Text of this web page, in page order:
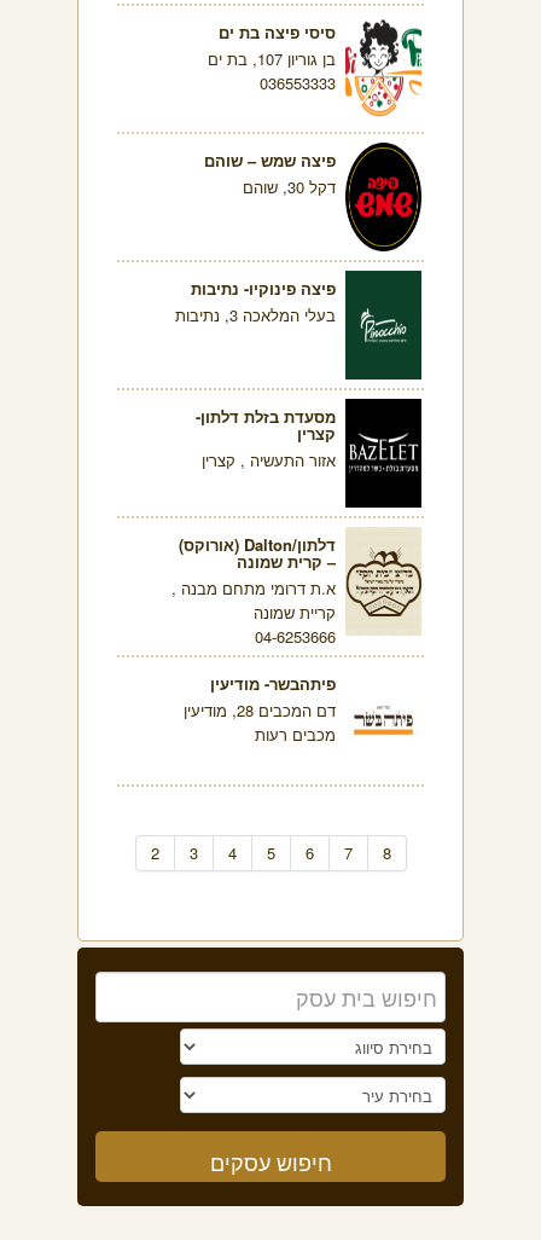
סיסי פיצה בת ים
בן גוריון 107, בת ים
036553333
פיצה שמש – שוהם
דקל 30, שוהם
פיצה פינוקיו- נתיבות
בעלי המלאכה 3, נתיבות
מסעדת בזלת דלתון-
קצרין
אזור התעשיה , קצרין
דלתון/Dalton (אורוקס)
– קרית שמונה
א.ת דרומי מתחם מבנה ,
קריית שמונה
04-6253666
פיתהבשר- מודיעין
דם המכבים 28, מודיעין
מכבים רעות
2 3 4 5 6 7 8